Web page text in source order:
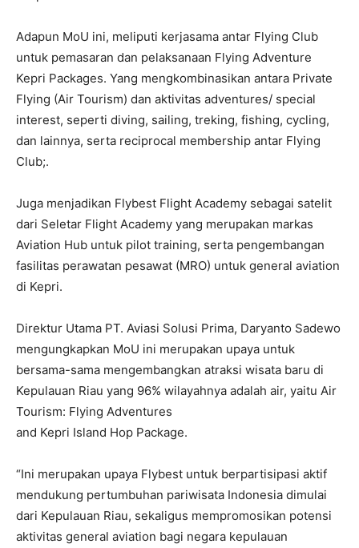
Adapun MoU ini, meliputi kerjasama antar Flying Club
untuk pemasaran dan pelaksanaan Flying Adventure
Kepri Packages. Yang mengkombinasikan antara Private
Flying (Air Tourism) dan aktivitas adventures/ special
interest, seperti diving, sailing, treking, fishing, cycling,
dan lainnya, serta reciprocal membership antar Flying
Club;.
Juga menjadikan Flybest Flight Academy sebagai satelit
dari Seletar Flight Academy yang merupakan markas
Aviation Hub untuk pilot training, serta pengembangan
fasilitas perawatan pesawat (MRO) untuk general aviation
di Kepri.
Direktur Utama PT. Aviasi Solusi Prima, Daryanto Sadewo
mengungkapkan MoU ini merupakan upaya untuk
bersama-sama mengembangkan atraksi wisata baru di
Kepulauan Riau yang 96% wilayahnya adalah air, yaitu Air
Tourism: Flying Adventures
and Kepri Island Hop Package.
“Ini merupakan upaya Flybest untuk berpartisipasi aktif
mendukung pertumbuhan pariwisata Indonesia dimulai
dari Kepulauan Riau, sekaligus mempromosikan potensi
aktivitas general aviation bagi negara kepulauan